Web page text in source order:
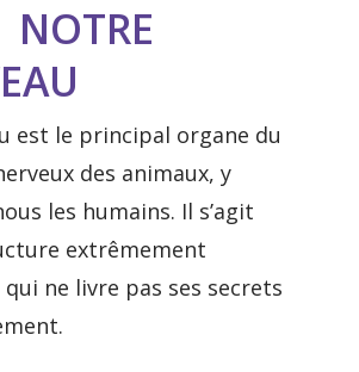
est le principal organe du
des animaux, y
les humains. Il s’agit
extrêmement
ne livre pas ses secrets